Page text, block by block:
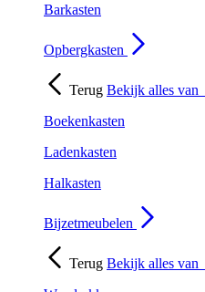
Barkasten
Opbergkasten
Terug Bekijk alles van
Boekenkasten
Ladenkasten
Halkasten
Bijzetmeubelen
Terug Bekijk alles van